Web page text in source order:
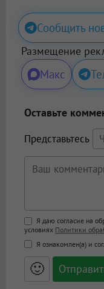
Сообщить
Размещение
Макс
Оставьте
Представьтесь
Поддержка
<b>, <strong>,
<small>,
<blockquote>,
адреса URL
ссылками, и
Я даю согласие на
условиях Политики
Я ознакомлен(а) и
🙂